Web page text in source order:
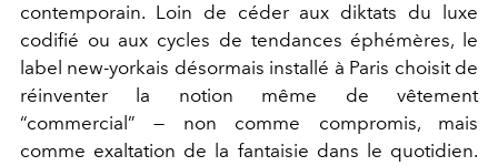
contemporain. Loin de céder aux diktats du luxe
codifié ou aux cycles de tendances éphémères, le
label new-yorkais désormais installé à Paris choisit de
réinventer la notion même de vêtement
“commercial” — non comme compromis, mais
comme exaltation de la fantaisie dans le quotidien.